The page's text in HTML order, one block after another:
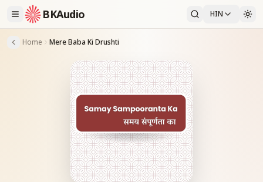
BKAudio HIN
Home Mere Baba Ki Drushti